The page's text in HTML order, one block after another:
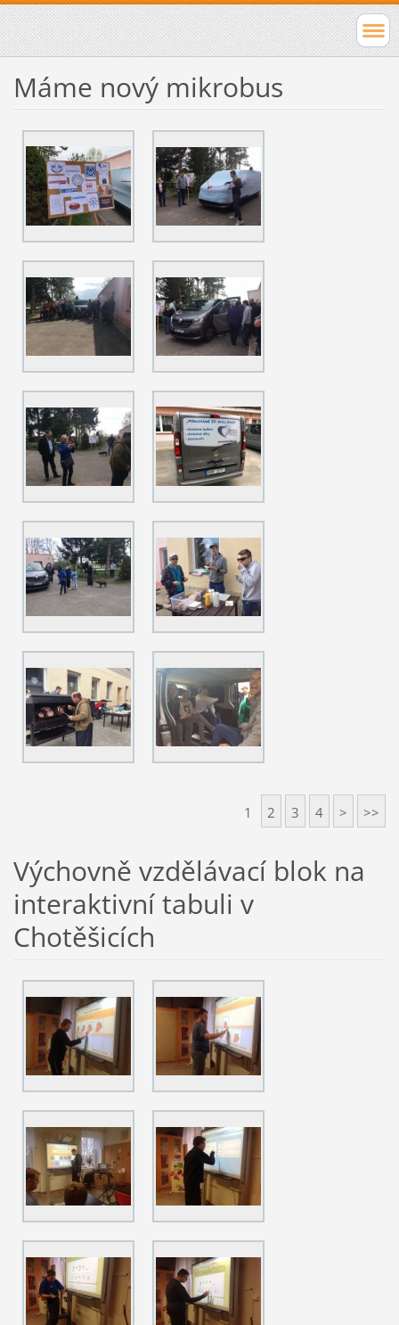
Máme nový mikrobus
1 2 3 4 > >>
Výchovně vzdělávací blok na
interaktivní tabuli v
Chotěšicích